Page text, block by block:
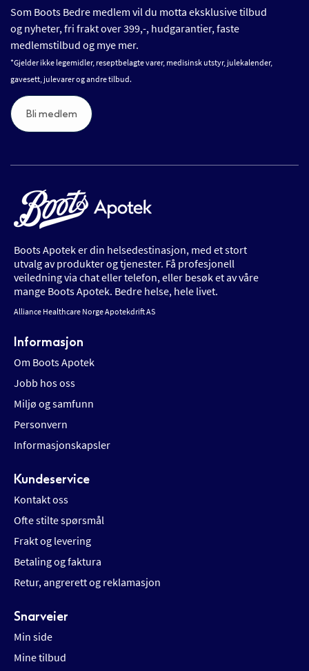
Som Boots Bedre medlem vil du motta eksklusive tilbud
og nyheter, fri frakt over 399,-, hudgarantier, faste
medlemstilbud og mye mer.
*Gjelder ikke legemidler, reseptbelagte varer, medisinsk utstyr, julekalender,
gavesett, julevarer og andre tilbud.
Bli medlem
Boots Apotek er din helsedestinasjon, med et stort
utvalg av produkter og tjenester. Få profesjonell
veiledning via chat eller telefon, eller besøk et av våre
mange Boots Apotek. Bedre helse, hele livet.
Alliance Healthcare Norge Apotekdrift AS
Informasjon
Om Boots Apotek
Jobb hos oss
Miljø og samfunn
Personvern
Informasjonskapsler
Kundeservice
Kontakt oss
Ofte stilte spørsmål
Frakt og levering
Betaling og faktura
Retur, angrerett og reklamasjon
Snarveier
Min side
Mine tilbud